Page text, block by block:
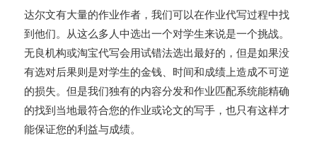
达尔文有大量的作业作者，我们可以在作业代写过程中找
到他们。从这么多人中选出一个对学生来说是一个挑战。
无良机构或淘宝代写会用试错法选出最好的，但是如果没
有选对后果则是对学生的金钱、时间和成绩上造成不可逆
的损失。但是我们独有的内容分发和作业匹配系统能精确
的找到当地最符合您的作业或论文的写手，也只有这样才
能保证您的利益与成绩。